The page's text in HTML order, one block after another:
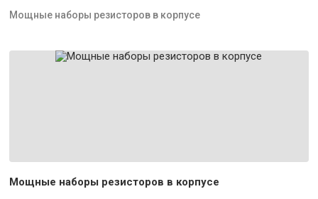
Мощные наборы резисторов в корпусе
Мощные наборы резисторов в корпусе